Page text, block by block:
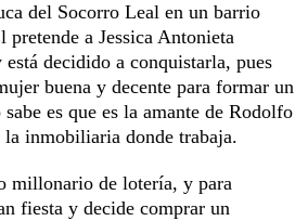
del Socorro Leal en un barrio
a Jessica Antonieta
decidido a conquistarla, pues
buena y decente para formar un
es que es la amante de Rodolfo
la inmobiliaria donde trabaja.
millonario de lotería, y para
fiesta y decide comprar un